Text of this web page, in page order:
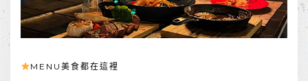
MENU美食都在這裡